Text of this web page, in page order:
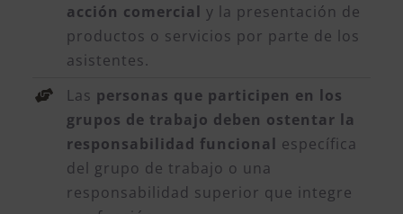
acción comercial y la presentación de
productos o servicios por parte de los
asistentes.
Las personas que participen en los
grupos de trabajo deben ostentar la
responsabilidad funcional específica
del grupo de trabajo o una
responsabilidad superior que integre